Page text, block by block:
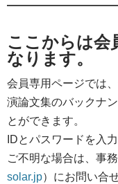
ここからは会
なります。
会員専用ページでは
演論文集のバックナ
とができます。
IDとパスワードを入
ご不明な場合は、事
solar.jp）にお問い合